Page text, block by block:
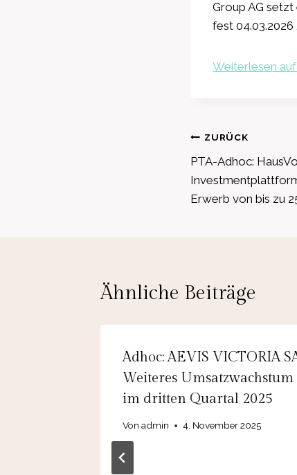
Group AG
fest 04.03.2026
Weiterlesen
ZURÜCK
PTA-Adhoc:
Erwerb von bis zu
Ähnliche Beiträge
Adhoc: AEVIS VICTORIA
Weiteres Umsatzwachstum
im dritten Quartal 2025
Von admin 4. November 2025